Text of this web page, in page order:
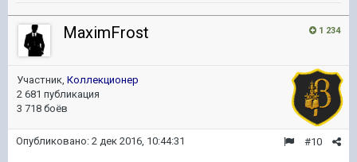
1 234
MaximFrost
Участник, Коллекционер
2 681 публикация
3 718 боёв
#10
Опубликовано: 2 дек 2016, 10:44:31